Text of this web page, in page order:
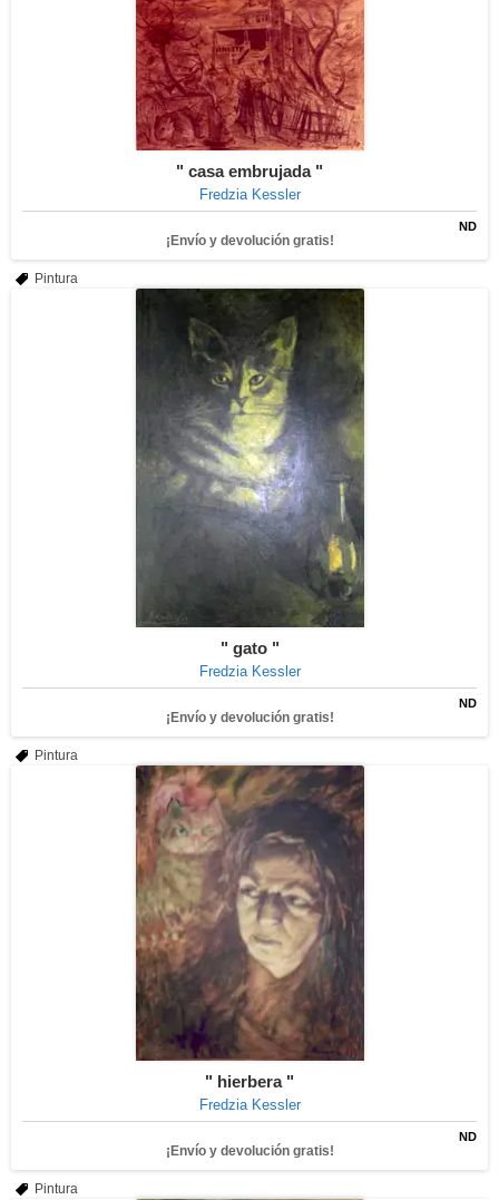
" casa embrujada "
Fredzia Kessler
ND
¡Envío y devolución gratis!
Pintura
" gato "
Fredzia Kessler
ND
¡Envío y devolución gratis!
Pintura
" hierbera "
Fredzia Kessler
ND
¡Envío y devolución gratis!
Pintura